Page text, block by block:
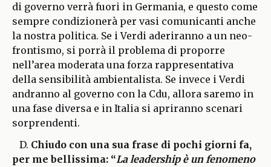
di governo verrà fuori in Germania, e questo come
sempre condizionerà per vasi comunicanti anche
la nostra politica. Se i Verdi aderiranno a un neo-
frontismo, si porrà il problema di proporre
nell’area moderata una forza rappresentativa
della sensibilità ambientalista. Se invece i Verdi
andranno al governo con la Cdu, allora saremo in
una fase diversa e in Italia si apriranno scenari
sorprendenti.
D. Chiudo con una sua frase di pochi giorni fa,
per me bellissima: “La leadership è un fenomeno